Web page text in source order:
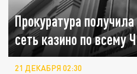
Прокуратура
сеть казино по всему
21 ДЕКАБРЯ 02:30